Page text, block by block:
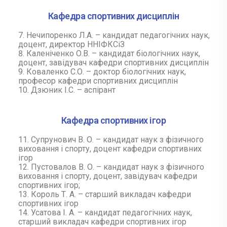
Кафедра спортивних дисциплін
Нечипоренко Л.А. – кандидат педагогічних наук,
доцент, директор ННІФКСіЗ
Каленіченко О.В. – кандидат біологічних наук,
доцент, завідувач кафедри спортивних дисциплін
Коваленко С.О. – доктор біологічних наук,
професор кафедри спортивних дисциплін
Дзюник І.С. – аспірант
Кафедра спортивних ігор
Супрунович В. О. – кандидат наук з фізичного
виховання і спорту, доцент кафедри спортивних
ігор
Пустовалов В. О. – кандидат наук з фізичного
виховання і спорту, доцент, завідувач кафедри
спортивних ігор;
Король Т. А. – старший викладач кафедри
спортивних ігор
Усатова І. А. – кандидат педагогічних наук,
старший викладач кафедри спортивних ігор